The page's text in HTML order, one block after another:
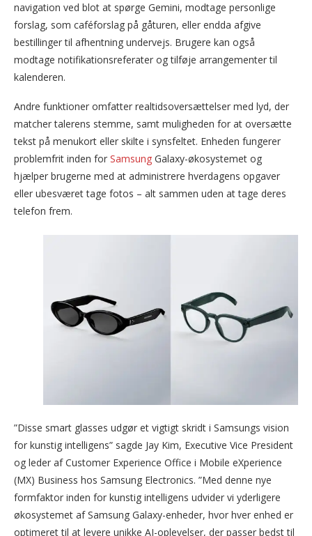
navigation ved blot at spørge Gemini, modtage personlige
forslag, som caféforslag på gåturen, eller endda afgive
bestillinger til afhentning undervejs. Brugere kan også
modtage notifikationsreferater og tilføje arrangementer til
kalenderen.
Andre funktioner omfatter realtidsoversættelser med lyd, der
matcher talerens stemme, samt muligheden for at oversætte
tekst på menukort eller skilte i synsfeltet. Enheden fungerer
problemfrit inden for Samsung Galaxy-økosystemet og
hjælper brugerne med at administrere hverdagens opgaver
eller ubesværet tage fotos – alt sammen uden at tage deres
telefon frem.
”Disse smart glasses udgør et vigtigt skridt i Samsungs vision
for kunstig intelligens” sagde Jay Kim, Executive Vice President
og leder af Customer Experience Office i Mobile eXperience
(MX) Business hos Samsung Electronics. ”Med denne nye
formfaktor inden for kunstig intelligens udvider vi yderligere
økosystemet af Samsung Galaxy-enheder, hvor hver enhed er
optimeret til at levere unikke AI-oplevelser, der passer bedst til